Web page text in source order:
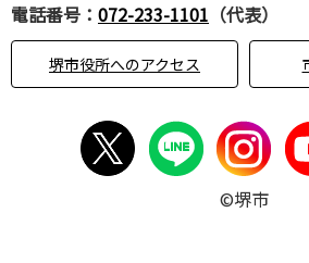
電話番号： 072-233-1101 （代表）
堺市役所へのアクセス
©堺市